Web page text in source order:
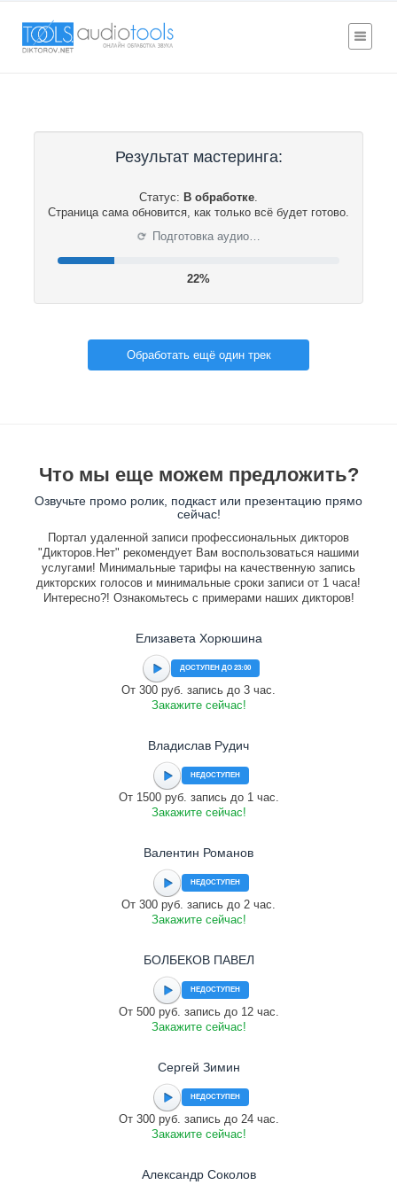
Результат мастеринга:
Статус: В обработке.
Страница сама обновится, как только всё будет готово.
⟳ Подготовка аудио…
22%
Обработать ещё один трек
Что мы еще можем предложить?
Озвучьте промо ролик, подкаст или презентацию прямо
сейчас!
Портал удаленной записи профессиональных дикторов
"Дикторов.Нет" рекомендует Вам воспользоваться нашими
услугами! Минимальные тарифы на качественную запись
дикторских голосов и минимальные сроки записи от 1 часа!
Интересно?! Ознакомьтесь с примерами наших дикторов!
Елизавета Хорюшина
ДОСТУПЕН ДО 23:00
От 300 руб. запись до 3 час.
Закажите сейчас!
Владислав Рудич
НЕДОСТУПЕН
От 1500 руб. запись до 1 час.
Закажите сейчас!
Валентин Романов
НЕДОСТУПЕН
От 300 руб. запись до 2 час.
Закажите сейчас!
БОЛБЕКОВ ПАВЕЛ
НЕДОСТУПЕН
От 500 руб. запись до 12 час.
Закажите сейчас!
Сергей Зимин
НЕДОСТУПЕН
От 300 руб. запись до 24 час.
Закажите сейчас!
Александр Соколов